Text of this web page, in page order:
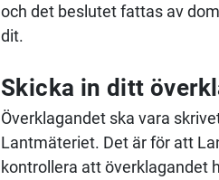
och det beslutet fattas av
dit.
Skicka in ditt
Överklagandet ska vara
Lantmäteriet. Det är för att
kontrollera att överklagandet